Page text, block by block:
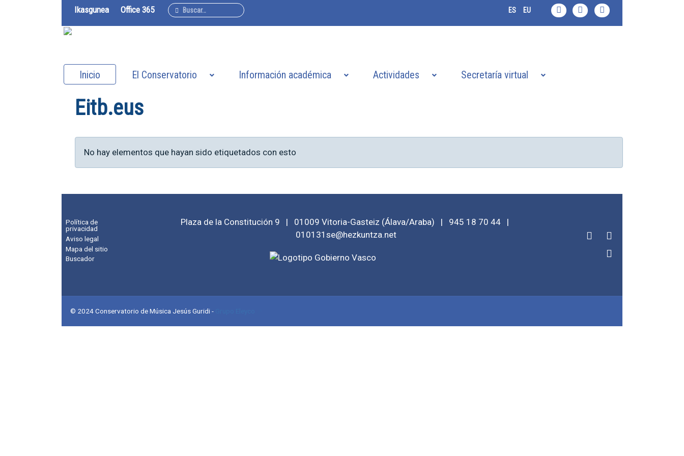
Ikasgunea Office 365 Buscar ES EU
Inicio El Conservatorio Información académica Actividades Secretaría virtual
Eitb.eus
Información
No hay elementos que hayan sido etiquetados con esto
Política de
privacidad
Aviso legal
Mapa del sitio
Buscador
Plaza de la Constitución 9 | 01009 Vitoria-Gasteiz (Álava/Araba) | 945 18 70 44 |
010131se@hezkuntza.net
© 2024 Conservatorio de Música Jesús Guridi-